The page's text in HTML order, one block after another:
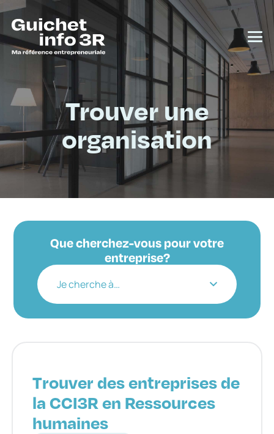
Trouver une
organisation
Que cherchez-vous pour votre
entreprise?
Je cherche à…
Trouver des entreprises de
la CCI3R en Ressources
humaines